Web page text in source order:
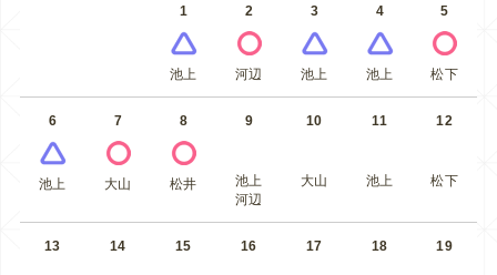
1
池上
2
河辺
3
池上
4
池上
5
松下
6
池上
7
大山
8
松井
9
池上
河辺
10
大山
11
池上
12
松下
13 14 15 16 17 18 19